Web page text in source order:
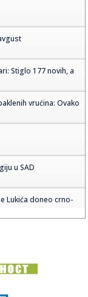
Stiglo 177 novih, a
vrućina: Ovako
u SAD
Lukića doneo crno-
uradile nešto što je